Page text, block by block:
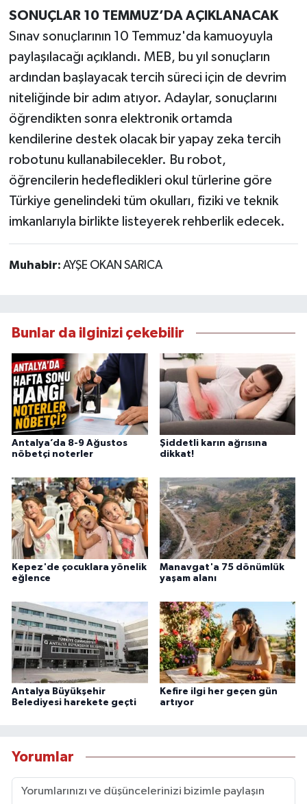
SONUÇLAR 10 TEMMUZ’DA AÇIKLANACAK
Sınav sonuçlarının 10 Temmuz'da kamuoyuyla
paylaşılacağı açıklandı. MEB, bu yıl sonuçların
ardından başlayacak tercih süreci için de devrim
niteliğinde bir adım atıyor. Adaylar, sonuçlarını
öğrendikten sonra elektronik ortamda
kendilerine destek olacak bir yapay zeka tercih
robotunu kullanabilecekler. Bu robot,
öğrencilerin hedefledikleri okul türlerine göre
Türkiye genelindeki tüm okulları, fiziki ve teknik
imkanlarıyla birlikte listeyerek rehberlik edecek.
Muhabir: AYŞE OKAN SARICA
Bunlar da ilginizi çekebilir
Antalya’da 8-9 Ağustos
nöbetçi noterler
Şiddetli karın ağrısına
dikkat!
Kepez'de çocuklara yönelik
eğlence
Manavgat'a 75 dönümlük
yaşam alanı
Antalya Büyükşehir
Belediyesi harekete geçti
Kefire ilgi her geçen gün
artıyor
Yorumlar